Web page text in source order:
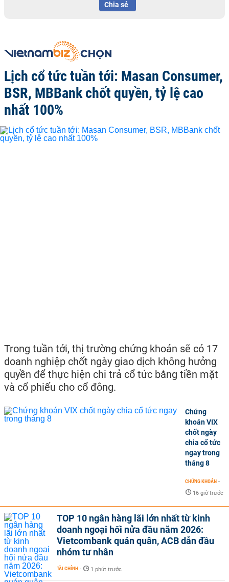
Chia sẻ
Lịch cổ tức tuần tới: Masan Consumer,
BSR, MBBank chốt quyền, tỷ lệ cao
nhất 100%
Trong tuần tới, thị trường chứng khoán sẽ có 17
doanh nghiệp chốt ngày giao dịch không hưởng
quyền để thực hiện chi trả cổ tức bằng tiền mặt
và cổ phiếu cho cổ đông.
Chứng
khoán VIX
chốt ngày
chia cổ tức
ngay trong
tháng 8
CHỨNG KHOÁN -
16 giờ trước
TOP 10 ngân hàng lãi lớn nhất từ kinh
doanh ngoại hối nửa đầu năm 2026:
Vietcombank quán quân, ACB dẫn đầu
nhóm tư nhân
TÀI CHÍNH - 1 phút trước